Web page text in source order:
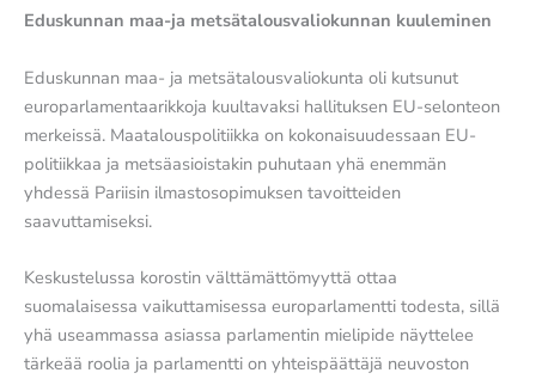
Eduskunnan maa-ja metsätalousvaliokunnan kuuleminen
Eduskunnan maa- ja metsätalousvaliokunta oli kutsunut
europarlamentaarikkoja kuultavaksi hallituksen EU-selonteon
merkeissä. Maatalouspolitiikka on kokonaisuudessaan EU-
politiikkaa ja metsäasioistakin puhutaan yhä enemmän
yhdessä Pariisin ilmastosopimuksen tavoitteiden
saavuttamiseksi.
Keskustelussa korostin välttämättömyyttä ottaa
suomalaisessa vaikuttamisessa europarlamentti todesta, sillä
yhä useammassa asiassa parlamentin mielipide näyttelee
tärkeää roolia ja parlamentti on yhteispäättäjä neuvoston